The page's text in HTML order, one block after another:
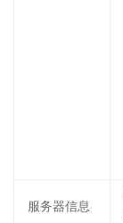
服务器信息